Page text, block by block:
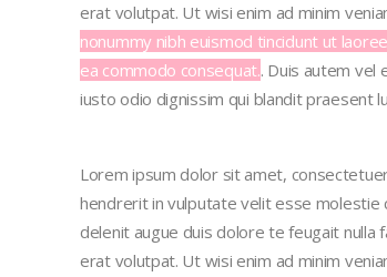
erat volutpat. Ut wisi enim ad minim
nonummy nibh euismod tincidunt ut
ea commodo consequat.. Duis autem vel
iusto odio dignissim qui blandit praesent
Lorem ipsum dolor sit amet,
hendrerit in vulputate velit esse molestie
delenit augue duis dolore te feugait nulla
erat volutpat. Ut wisi enim ad minim